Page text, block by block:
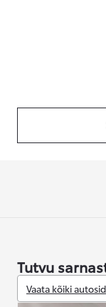
Tutvu
Vaata kõiki autosid